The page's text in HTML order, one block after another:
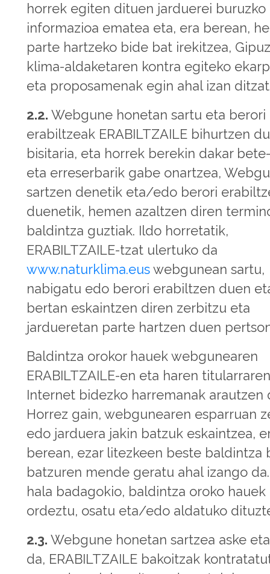
horrek egiten dituen jarduerei buruzko
informazioa ematea eta, era berean,
parte hartzeko bide bat irekitzea,
klima-aldaketaren kontra egiteko
eta proposamenak egin ahal izan
2.2. Webgune honetan sartu eta berori
erabiltzeak ERABILTZAILE bihurtzen du
bisitaria, eta horrek berekin dakar
eta erreserbarik gabe onartzea,
sartzen denetik eta/edo berori
duenetik, hemen azaltzen diren
baldintza guztiak. Ildo horretatik,
ERABILTZAILE-tzat ulertuko da
www.naturklima.euswebgunean sartu,
nabigatu edo berori erabiltzen duen
bertan eskaintzen diren zerbitzu eta
jardueretan parte hartzen duen
Baldintza orokor hauek webgunearen
ERABILTZAILE-en eta haren
Internet bidezko harremanak arautzen
Horrez gain, webgunearen esparruan
edo jarduera jakin batzuk eskaintzea,
berean, ezar litezkeen beste baldintza
batzuren mende geratu ahal izango
hala badagokio, baldintza oroko hauek
ordeztu, osatu eta/edo aldatuko
2.3. Webgune honetan sartzea aske
da, ERABILTZAILE bakoitzak